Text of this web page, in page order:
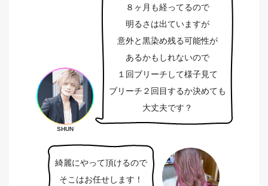
SHUN
８ヶ月も経ってるので
明るさは出ていますが
意外と黒染め残る可能性が
あるかもしれないので
１回ブリーチして様子見て
ブリーチ２回目するか決めても
大丈夫です？
綺麗にやって頂けるので
そこはお任せします！